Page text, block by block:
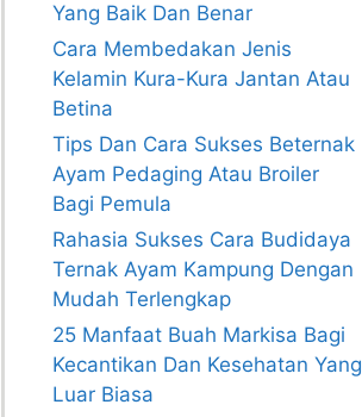
Yang Baik Dan Benar
Cara Membedakan Jenis
Kelamin Kura-Kura Jantan Atau
Betina
Tips Dan Cara Sukses Beternak
Ayam Pedaging Atau Broiler
Bagi Pemula
Rahasia Sukses Cara Budidaya
Ternak Ayam Kampung Dengan
Mudah Terlengkap
25 Manfaat Buah Markisa Bagi
Kecantikan Dan Kesehatan Yang
Luar Biasa